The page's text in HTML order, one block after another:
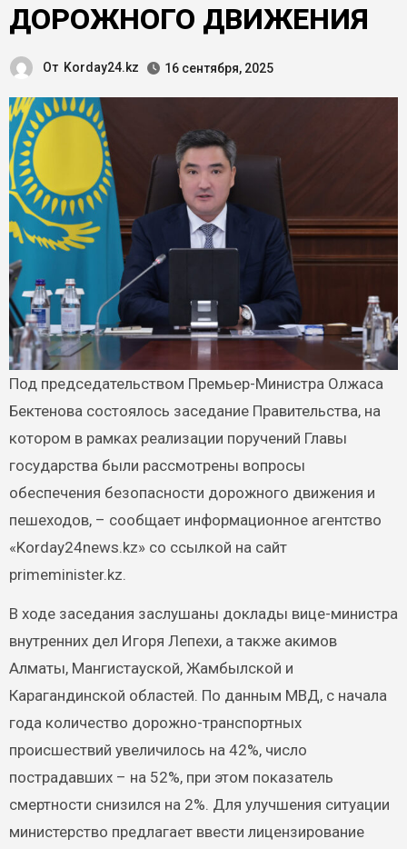
ДОРОЖНОГО ДВИЖЕНИЯ
От Korday24.kz 16 сентября, 2025
Под председательством Премьер-Министра Олжаса
Бектенова состоялось заседание Правительства, на
котором в рамках реализации поручений Главы
государства были рассмотрены вопросы
обеспечения безопасности дорожного движения и
пешеходов, – сообщает информационное агентство
«Korday24news.kz» со ссылкой на сайт
primeminister.kz.
В ходе заседания заслушаны доклады вице-министра
внутренних дел Игоря Лепехи, а также акимов
Алматы, Мангистауской, Жамбылской и
Карагандинской областей. По данным МВД, с начала
года количество дорожно-транспортных
происшествий увеличилось на 42%, число
пострадавших – на 52%, при этом показатель
смертности снизился на 2%. Для улучшения ситуации
министерство предлагает ввести лицензирование